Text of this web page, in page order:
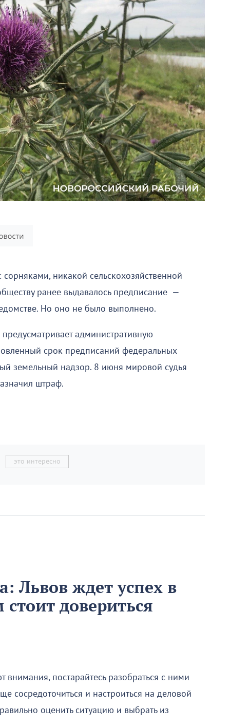
никакой сельскохозяйственной
ранее выдавалось предписание —
Но оно не было выполнено.
административную
срок предписаний федеральных
земельный надзор. 8 июня мировой судья
штраф.
это интересно
Львов ждет успех в
довериться
внимания, постарайтесь разобраться с ними
сосредоточиться и настроиться на деловой
оценить ситуацию и выбрать из